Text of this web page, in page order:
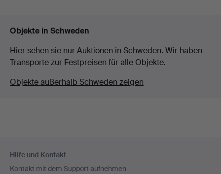
Objekte in Schweden
Hier sehen sie nur Auktionen in Schweden. Wir haben
Transporte zur Festpreisen für alle Objekte.
Objekte außerhalb Schweden zeigen
Navigation
Hilfe und Kontakt
Kontakt mit dem Support aufnehmen